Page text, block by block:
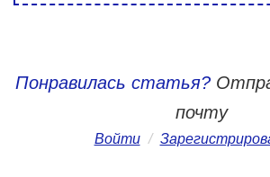
Понравилась статья?
почту
Войти /